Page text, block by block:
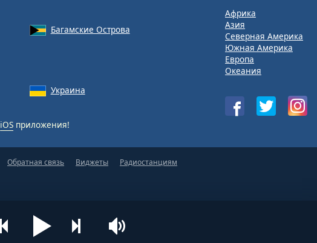
Багамские Острова
Украина
iOS приложения!
Африка
Азия
Северная Америка
Южная Америка
Европа
Океания
Обратная связь Виджеты Радиостанциям